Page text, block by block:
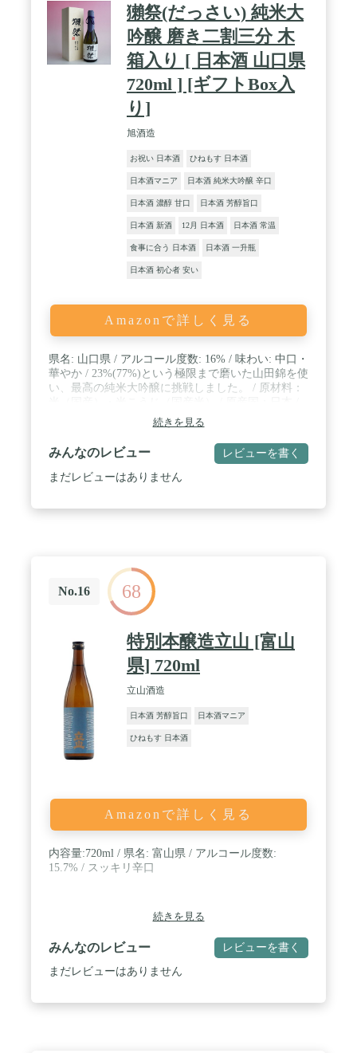
獺祭(だっさい) 純米大
吟醸 磨き二割三分 木
箱入り [ 日本酒 山口県
720ml ] [ギフトBox入
り]
旭酒造
お祝い 日本酒 ひねもす 日本酒
日本酒マニア 日本酒 純米大吟醸 辛口
日本酒 濃醇 甘口 日本酒 芳醇旨口
日本酒 新酒 12月 日本酒 日本酒 常温
食事に合う 日本酒 日本酒 一升瓶
日本酒 初心者 安い
Amazonで詳しく見る
県名: 山口県 / アルコール度数: 16% / 味わい: 中口・
華やか / 23%(77%)という極限まで磨いた山田錦を使
い、最高の純米大吟醸に挑戦しました。 / 原材料：
出荷前は19度以下の定温倉庫で保管され、フレッシ
ュローテーションを意識して発送しています。
続きを見る
みんなのレビュー レビューを書く
まだレビューはありません
No.16 68
特別本醸造立山 [富山
県] 720ml
立山酒造
日本酒 芳醇旨口 日本酒マニア
ひねもす 日本酒
Amazonで詳しく見る
内容量:720ml / 県名: 富山県 / アルコール度数:
15.7% / スッキリ辛口
続きを見る
みんなのレビュー レビューを書く
まだレビューはありません